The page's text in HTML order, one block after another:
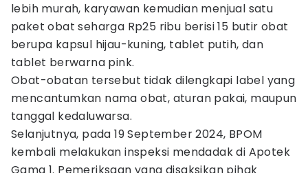
lebih murah, karyawan kemudian menjual satu
paket obat seharga Rp25 ribu berisi 15 butir obat
berupa kapsul hijau-kuning, tablet putih, dan
tablet berwarna pink.
Obat-obatan tersebut tidak dilengkapi label yang
mencantumkan nama obat, aturan pakai, maupun
tanggal kedaluwarsa.
Selanjutnya, pada 19 September 2024, BPOM
kembali melakukan inspeksi mendadak di Apotek